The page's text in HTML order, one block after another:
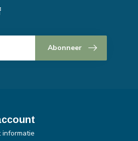
Abonneer
informatie